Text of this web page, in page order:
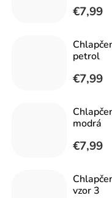
€7,99
petrol
€7,99
modrá
€7,99
vzor 3